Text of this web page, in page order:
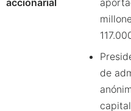
accionarial
de